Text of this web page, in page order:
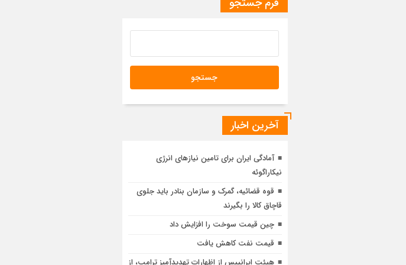
آخرین اخبار
آمادگی ایران برای تامین نیازهای انرژی
نیکاراگوئه
قوه قضائیه، گمرک و سازمان بنادر باید جلوی
قاچاق کالا را بگیرند
چین قیمت سوخت را افزایش داد
قیمت نفت کاهش یافت
هیئت ایرانیپس از اظهارات تهدیدآمیز ترامپ، از